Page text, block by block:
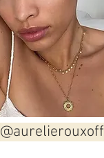
@aurelierouxoff